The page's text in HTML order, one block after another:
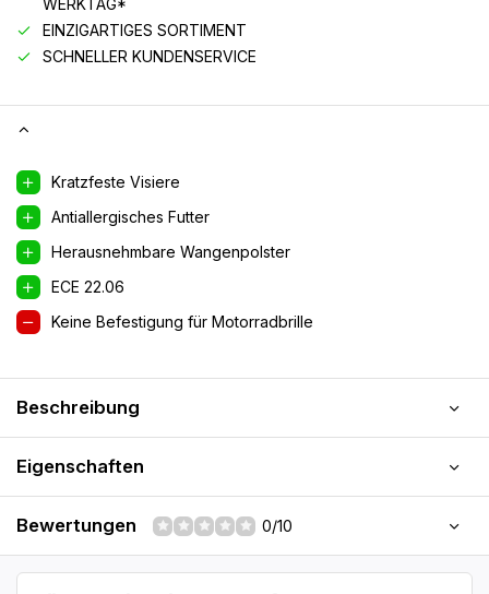
WERKTAG*
EINZIGARTIGES SORTIMENT
SCHNELLER KUNDENSERVICE
Kratzfeste Visiere
Antiallergisches Futter
Herausnehmbare Wangenpolster
ECE 22.06
Keine Befestigung für Motorradbrille
Beschreibung
Eigenschaften
Bewertungen 0/10